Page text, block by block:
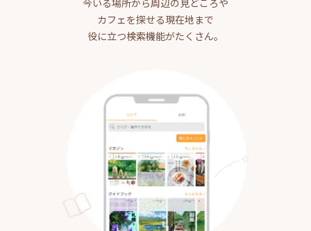
今いる場所から周辺の見どころや
カフェを探せる現在地まで
役に立つ検索機能がたくさん。